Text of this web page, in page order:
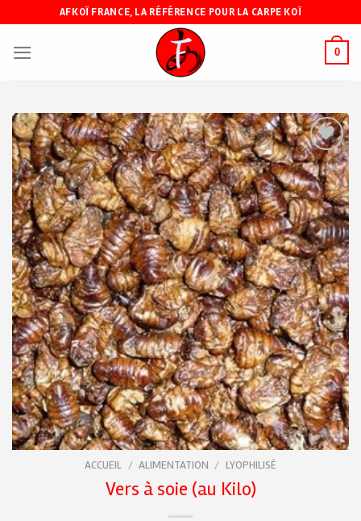
content
AFKOÏ FRANCE, LA RÉFÉRENCE POUR LA CARPE KOÏ
0
Ajouter
à ma
liste de
souhaits
ACCUEIL / ALIMENTATION / LYOPHILISÉ
Vers à soie (au Kilo)